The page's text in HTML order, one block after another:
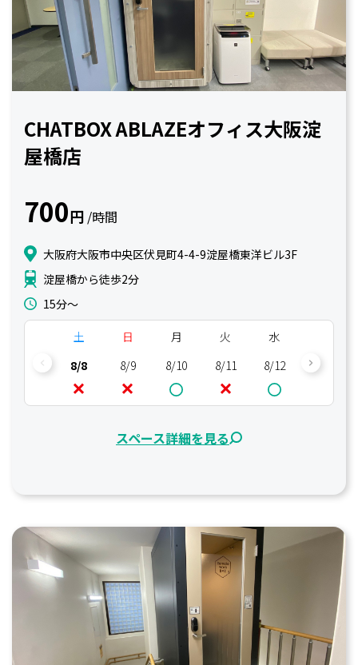
CHATBOX ABLAZEオフィス大阪淀
屋橋店
700円 /時間
大阪府大阪市中央区伏見町4-4-9淀屋橋東洋ビル3F
淀屋橋から徒歩2分
15分〜
土
8/8
日
8/9
月
8/10
火
8/11
水
8/12
8/13
スペース詳細を見る